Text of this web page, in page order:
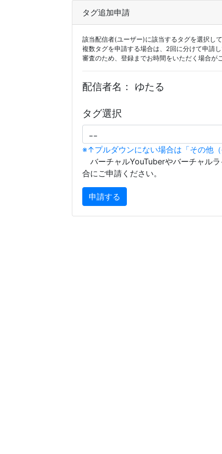
タグ追加申請
該当配信者(ユーザー)に該当するタグを選択し
複数タグを申請する場合は、2回に分けて申請
審査のため、登録までお時間をいただく場合が
配信者名： ゆたる
タグ選択
※↑プルダウンにない場合は「その他
バーチャルYouTuberやバーチャル
合にご申請ください。
申請する